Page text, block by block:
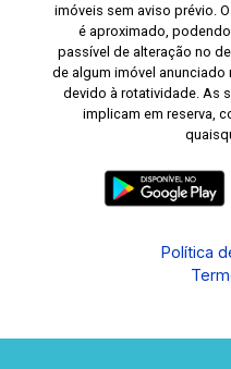
imóveis sem aviso prévio.
é aproximado,
passível de alteração no
de algum imóvel
devido à rotatividade. As
implicam em reserva,
Política